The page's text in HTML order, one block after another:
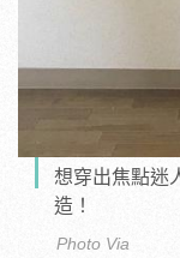
想穿出焦點迷
造！
Photo Via